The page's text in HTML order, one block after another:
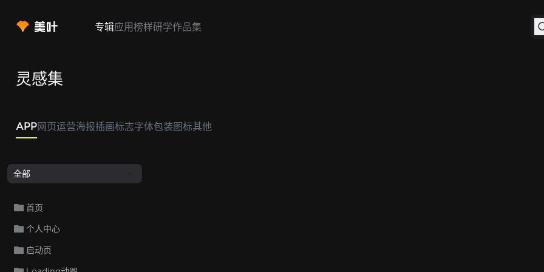
专辑应用榜样研学作品集
灵感集
APP网页运营海报插画标志字体包装图标其他
全部
首页
个人中心
启动页